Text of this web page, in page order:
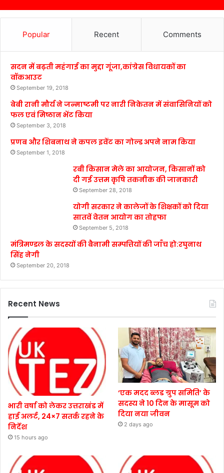
Popular Recent Comments
सदन में बढ़ती महंगाई का मुद्दा गूंजा,कांग्रेस विधायकों का
वॉकआउट
September 19, 2018
बेबी रानी मौर्य ने जन्माष्टमी पर नारी निकेतन में संवासिनियों को
फल एवं मिष्ठान भेंट किया
September 3, 2018
प्रणब और शिबनाथ ने कपल इवेंट का गोल्ड अपने नाम किया
September 1, 2018
रबी किसान मेले का आयोजन, किसानों को
दी गई उत्तम कृषि तकनीक की जानकारी
September 28, 2018
योगी सरकार ने कालेजों के शिक्षकों को दिया
सातवें वेतन आयोग का तोहफा
September 5, 2018
मंत्रिमण्डल के सदस्यों की बैनामी सम्पत्तियों की जाँच हो:रघुनाथ
सिंह नेगी
September 20, 2018
Recent News
भारी वर्षा को लेकर उत्तराखंड में
हाई अलर्ट, 24×7 सतर्क रहने के
निर्देश
15 hours ago
‘एक मदद ब्लड ग्रुप समिति’ के
सदस्य ने 10 दिन के मासूम को
दिया नया जीवन
2 days ago